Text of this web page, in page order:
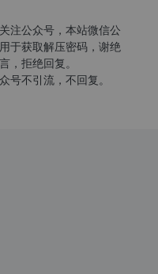
注公众号，本站微信公
于获取解压密码，谢绝
，拒绝回复。
号不引流，不回复。